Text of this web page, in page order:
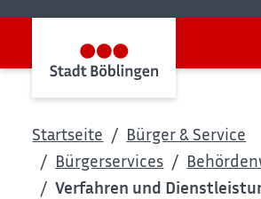
Startseite
Bürger & Service
Bürgerservices
Verfahren und